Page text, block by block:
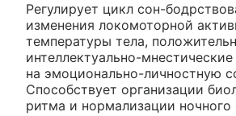
Регулирует цикл сон-
изменения локомоторной
температуры тела,
интеллектуально-
на эмоционально-личностную
Способствует организации
ритма и нормализации ночного